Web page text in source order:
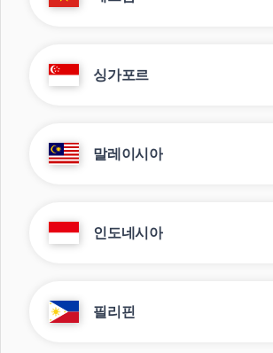
싱가포르
말레이시아
인도네시아
필리핀